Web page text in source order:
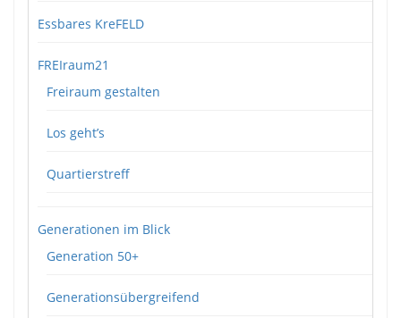
Essbares KreFELD
FREIraum21
Freiraum gestalten
Los geht’s
Quartierstreff
Generationen im Blick
Generation 50+
Generationsübergreifend